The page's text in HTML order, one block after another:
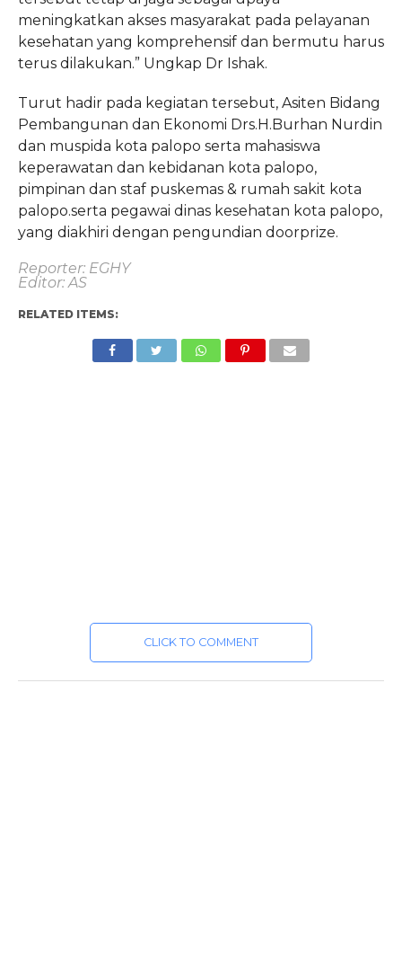
meningkatkan akses masyarakat pada pelayanan
kesehatan yang komprehensif dan bermutu harus
terus dilakukan.” Ungkap Dr Ishak.
Turut hadir pada kegiatan tersebut, Asiten Bidang
Pembangunan dan Ekonomi Drs.H.Burhan Nurdin
dan muspida kota palopo serta mahasiswa
keperawatan dan kebidanan kota palopo,
pimpinan dan staf puskemas & rumah sakit kota
palopo.serta pegawai dinas kesehatan kota palopo,
yang diakhiri dengan pengundian doorprize.
Reporter: EGHY
Editor: AS
RELATED ITEMS:
CLICK TO COMMENT